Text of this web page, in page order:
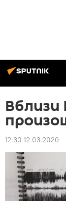
Вблизи
12:30 12.03.2020